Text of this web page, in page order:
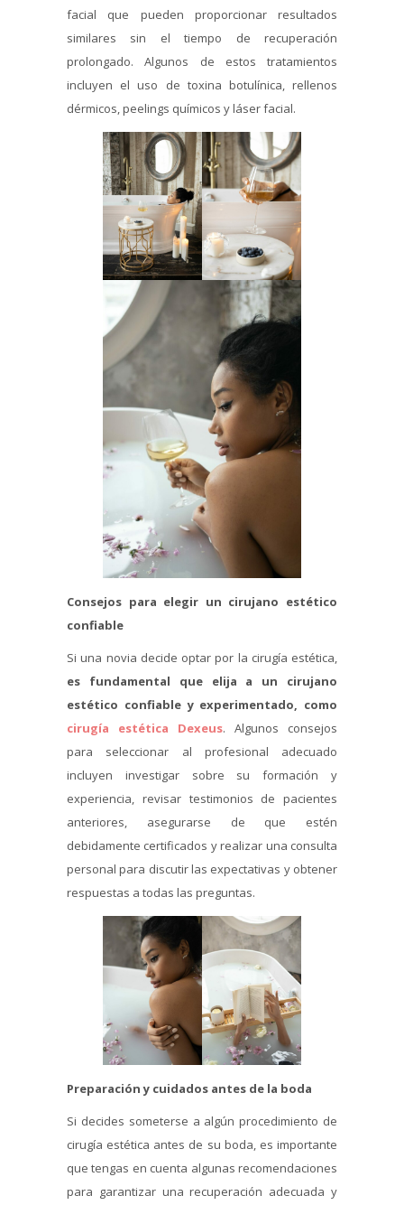
facial que pueden proporcionar resultados
similares sin el tiempo de recuperación
prolongado. Algunos de estos tratamientos
incluyen el uso de toxina botulínica, rellenos
dérmicos, peelings químicos y láser facial.
Consejos para elegir un cirujano estético
confiable
Si una novia decide optar por la cirugía estética,
es fundamental que elija a un cirujano
estético confiable y experimentado, como
cirugía estética Dexeus. Algunos consejos
para seleccionar al profesional adecuado
incluyen investigar sobre su formación y
experiencia, revisar testimonios de pacientes
anteriores, asegurarse de que estén
debidamente certificados y realizar una consulta
personal para discutir las expectativas y obtener
respuestas a todas las preguntas.
Preparación y cuidados antes de la boda
Si decides someterse a algún procedimiento de
cirugía estética antes de su boda, es importante
que tengas en cuenta algunas recomendaciones
para garantizar una recuperación adecuada y